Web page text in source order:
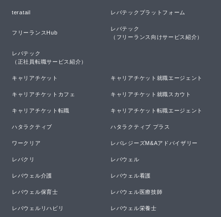
teratail レバテックプラットフォーム
フリーランスHub
レバテック
（フリーランス向けサービス紹介）
レバテック
（正社員転職サービス紹介）
キャリアチケット キャリアチケット就職エージェント
キャリアチケットカフェ キャリアチケット就職スカウト
キャリアチケット転職 キャリアチケット転職エージェント
ハタラクティブ ハタラクティブ プラス
ワークリア レバレジーズM&Aアドバイザリー
レバクリ レバウェル
レバウェル介護 レバウェル看護
レバウェル保育士 レバウェル医療技師
レバウェルリハビリ レバウェル栄養士